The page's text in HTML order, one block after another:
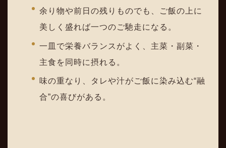
余り物や前日の残りものでも、ご飯の上に
美しく盛れば一つのご馳走になる。
一皿で栄養バランスがよく、主菜・副菜・
主食を同時に摂れる。
味の重なり、タレや汁がご飯に染み込む“融
合”の喜びがある。